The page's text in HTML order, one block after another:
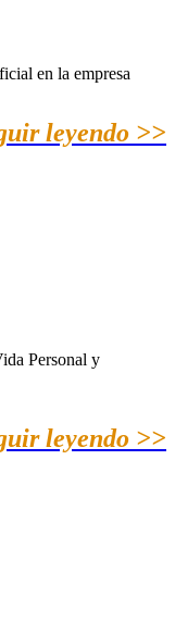
en la empresa
leyendo >>
Personal y
leyendo >>